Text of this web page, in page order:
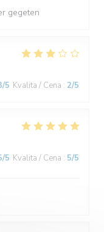
gegeten
/5 Kvalita / Cena : 2/5
/5 Kvalita / Cena : 5/5